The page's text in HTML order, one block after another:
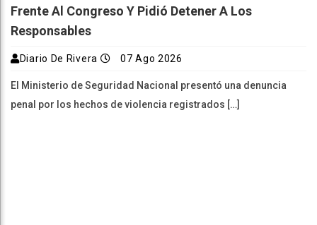
Frente Al Congreso Y Pidió Detener A Los
Responsables
Diario De Rivera 07 Ago 2026
El Ministerio de Seguridad Nacional presentó una denuncia
penal por los hechos de violencia registrados […]